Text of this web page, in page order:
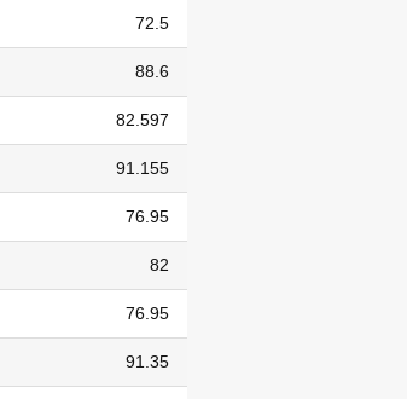
72.5
88.6
82.597
91.155
76.95
82
76.95
91.35